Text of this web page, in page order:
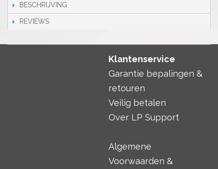
BESCHRIJVING
REVIEWS
Klantenservice
Garantie bepalingen &
retouren
Veilig betalen
Over LP Support
Algemene
Voorwaarden &